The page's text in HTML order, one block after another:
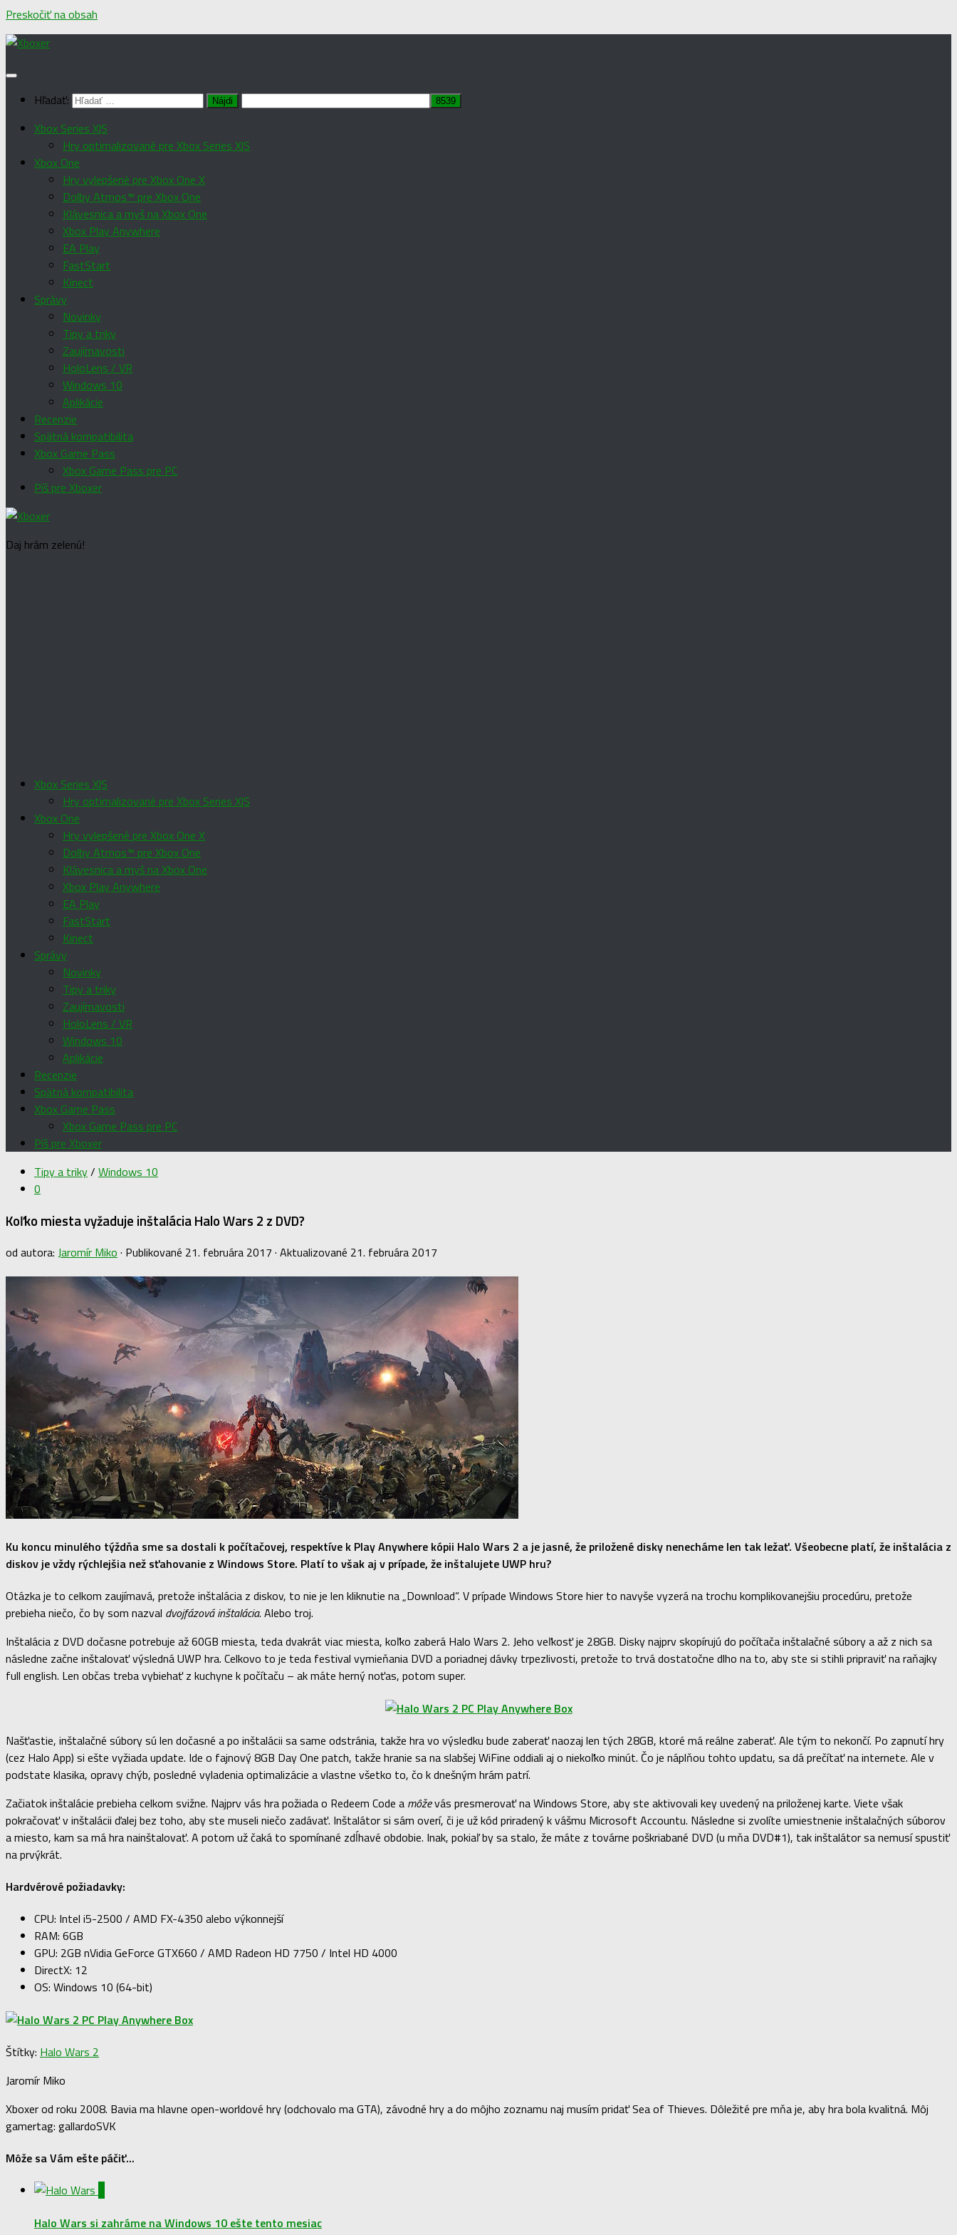
Preskočiť na obsah
Hľadať:
Xbox Series X|S
Hry optimalizované pre Xbox Series X|S
Xbox One
Hry vylepšené pre Xbox One X
Dolby Atmos™ pre Xbox One
Klávesnica a myš na Xbox One
Xbox Play Anywhere
EA Play
FastStart
Kinect
Správy
Novinky
Tipy a triky
Zaujímavosti
HoloLens / VR
Windows 10
Aplikácie
Recenzie
Spätná kompatibilita
Xbox Game Pass
Xbox Game Pass pre PC
Píš pre Xboxer
Daj hrám zelenú!
Xbox Series X|S
Hry optimalizované pre Xbox Series X|S
Xbox One
Hry vylepšené pre Xbox One X
Dolby Atmos™ pre Xbox One
Klávesnica a myš na Xbox One
Xbox Play Anywhere
EA Play
FastStart
Kinect
Správy
Novinky
Tipy a triky
Zaujímavosti
HoloLens / VR
Windows 10
Aplikácie
Recenzie
Spätná kompatibilita
Xbox Game Pass
Xbox Game Pass pre PC
Píš pre Xboxer
Tipy a triky/ Windows 10
0
Koľko miesta vyžaduje inštalácia Halo Wars 2 z DVD?
od autora: Jaromír Miko · Publikované 21. februára 2017 · Aktualizované 21. februára 2017
Ku koncu minulého týždňa sme sa dostali k počítačovej, respektíve k Play Anywhere kópii Halo Wars 2 a je jasné, že priložené disky nenecháme len tak ležať. Všeobecne platí, že inštalácia z
diskov je vždy rýchlejšia než sťahovanie z Windows Store. Platí to však aj v prípade, že inštalujete UWP hru?
Otázka je to celkom zaujímavá, pretože inštalácia z diskov, to nie je len kliknutie na „Download“. V prípade Windows Store hier to navyše vyzerá na trochu komplikovanejšiu procedúru, pretože
prebieha niečo, čo by som nazval dvojfázová inštalácia. Alebo troj.
Inštalácia z DVD dočasne potrebuje až 60GB miesta, teda dvakrát viac miesta, koľko zaberá Halo Wars 2. Jeho veľkosť je 28GB. Disky najprv skopírujú do počítača inštalačné súbory a až z nich sa
následne začne inštalovať výsledná UWP hra. Celkovo to je teda festival vymieňania DVD a poriadnej dávky trpezlivosti, pretože to trvá dostatočne dlho na to, aby ste si stihli pripraviť na raňajky
full english. Len občas treba vybiehať z kuchyne k počítaču – ak máte herný noťas, potom super.
Našťastie, inštalačné súbory sú len dočasné a po inštalácii sa same odstránia, takže hra vo výsledku bude zaberať naozaj len tých 28GB, ktoré má reálne zaberať. Ale tým to nekončí. Po zapnutí hry
(cez Halo App) si ešte vyžiada update. Ide o fajnový 8GB Day One patch, takže hranie sa na slabšej WiFine oddiali aj o niekoľko minút. Čo je náplňou tohto updatu, sa dá prečítať na internete. Ale v
podstate klasika, opravy chýb, posledné vyladenia optimalizácie a vlastne všetko to, čo k dnešným hrám patrí.
Začiatok inštalácie prebieha celkom svižne. Najprv vás hra požiada o Redeem Code a môževás presmerovať na Windows Store, aby ste aktivovali key uvedený na priloženej karte. Viete však
pokračovať v inštalácii ďalej bez toho, aby ste museli niečo zadávať. Inštalátor si sám overí, či je už kód priradený k vášmu Microsoft Accountu. Následne si zvolíte umiestnenie inštalačných súborov
a miesto, kam sa má hra nainštalovať. A potom už čaká to spomínané zdĺhavé obdobie. Inak, pokiaľ by sa stalo, že máte z továrne poškriabané DVD (u mňa DVD#1), tak inštalátor sa nemusí spustiť
na prvýkrát.
Hardvérové požiadavky:
CPU: Intel i5-2500 / AMD FX-4350 alebo výkonnejší
RAM: 6GB
GPU: 2GB nVidia GeForce GTX660 / AMD Radeon HD 7750 / Intel HD 4000
DirectX: 12
OS: Windows 10 (64-bit)
Štítky: Halo Wars 2
Jaromír Miko
Xboxer od roku 2008. Bavia ma hlavne open-worldové hry (odchovalo ma GTA), závodné hry a do môjho zoznamu naj musím pridať Sea of Thieves. Dôležité pre mňa je, aby hra bola kvalitná. Môj
gamertag: gallardoSVK
Môže sa Vám ešte páčiť...
Halo Wars si zahráme na Windows 10 ešte tento mesiac